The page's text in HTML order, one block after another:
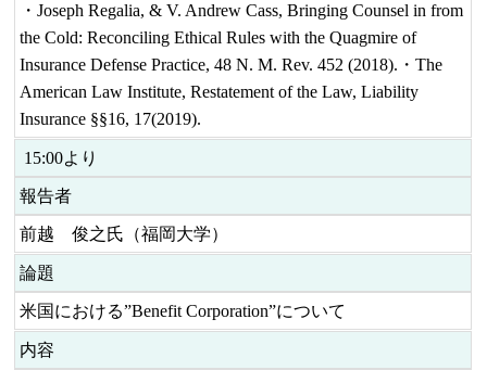
・Joseph Regalia, & V. Andrew Cass, Bringing Counsel in from
the Cold: Reconciling Ethical Rules with the Quagmire of
Insurance Defense Practice, 48 N. M. Rev. 452 (2018).・The
American Law Institute, Restatement of the Law, Liability
Insurance §§16, 17(2019).
15:00より
報告者
前越 俊之氏（福岡大学）
論題
米国における”Benefit Corporation”について
内容